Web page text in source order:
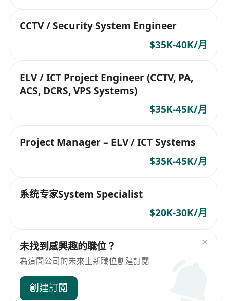
CCTV / Security System Engineer
$35K-40K/月
ELV / ICT Project Engineer (CCTV, PA,
ACS, DCRS, VPS Systems)
$35K-45K/月
Project Manager – ELV / ICT Systems
$35K-45K/月
系统专家System Specialist
$20K-30K/月
未找到感興趣的職位？
為這間公司的未來上新職位創建訂閱
創建訂閱